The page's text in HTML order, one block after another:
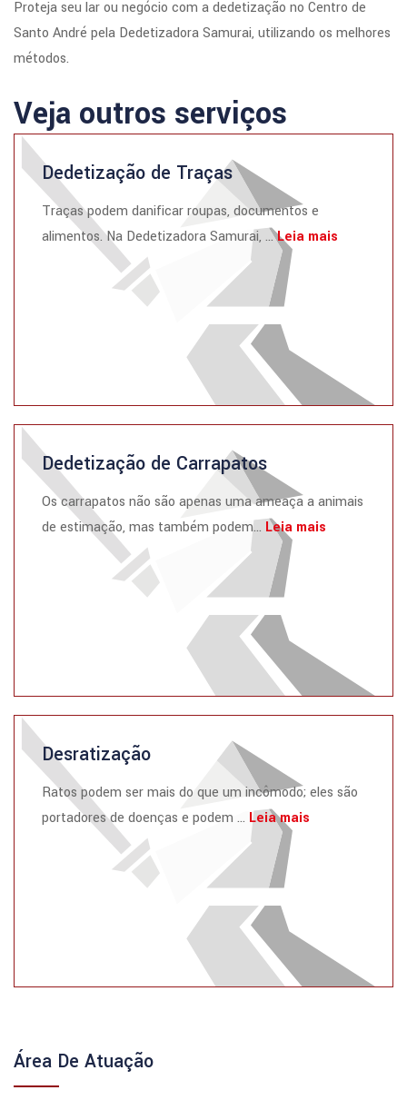
Proteja seu lar ou negócio com a dedetização no Centro de
Santo André pela Dedetizadora Samurai, utilizando os melhores
métodos.
Veja outros serviços
Dedetização de Traças
Traças podem danificar roupas, documentos e
alimentos. Na Dedetizadora Samurai, ...Leia mais
Dedetização de Carrapatos
Os carrapatos não são apenas uma ameaça a animais
de estimação, mas também podem... Leia mais
Desratização
Ratos podem ser mais do que um incômodo; eles são
portadores de doenças e podem ... Leia mais
Área De Atuação